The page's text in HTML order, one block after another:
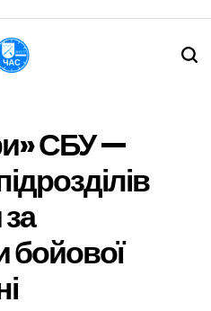
СБУ —
бойової